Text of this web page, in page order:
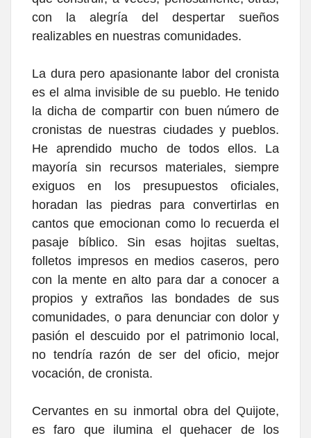
con la alegría del despertar sueños
realizables en nuestras comunidades.
La dura pero apasionante labor del cronista
es el alma invisible de su pueblo. He tenido
la dicha de compartir con buen número de
cronistas de nuestras ciudades y pueblos.
He aprendido mucho de todos ellos. La
mayoría sin recursos materiales, siempre
exiguos en los presupuestos oficiales,
horadan las piedras para convertirlas en
cantos que emocionan como lo recuerda el
pasaje bíblico. Sin esas hojitas sueltas,
folletos impresos en medios caseros, pero
con la mente en alto para dar a conocer a
propios y extraños las bondades de sus
comunidades, o para denunciar con dolor y
pasión el descuido por el patrimonio local,
no tendría razón de ser del oficio, mejor
vocación, de cronista.
Cervantes en su inmortal obra del Quijote,
es faro que ilumina el quehacer de los